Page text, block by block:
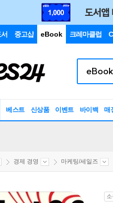
중고샵 eBook 크레마클럽
베스트 신상품 이벤트 바이백 매
경제 경영 마케팅/세일즈